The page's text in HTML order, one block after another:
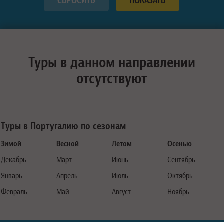
Туры в данном направлении
отсутствуют
Туры в Португалию по сезонам
Зимой
Декабрь
Январь
Февраль
Весной
Март
Апрель
Май
Летом
Июнь
Июль
Август
Осенью
Сентябрь
Октябрь
Ноябрь